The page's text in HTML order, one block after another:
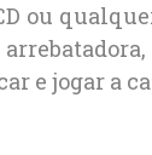
ou
e jogar a